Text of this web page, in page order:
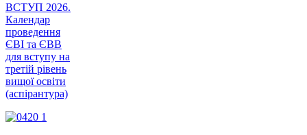
ВСТУП 2026.
Календар
проведення
ЄВІ та ЄВВ
для вступу на
третій рівень
вищої освіти
(аспірантура)